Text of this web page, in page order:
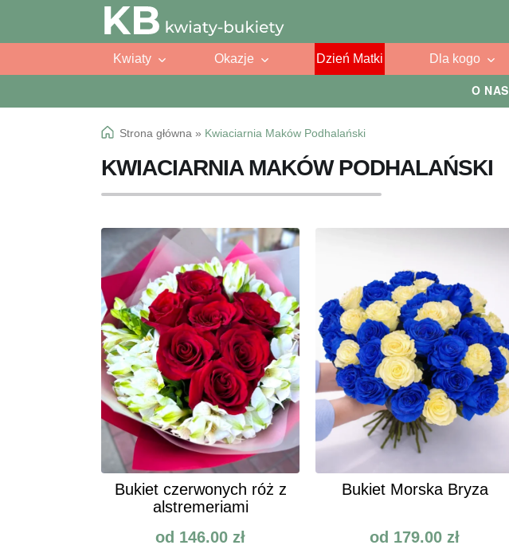
O NAS
Przejdź
do
Przejdź
do
Kwiaty Okazje Dzień Matki Dla kogo
Strona główna » Kwiaciarnia Maków Podhalański
KWIACIARNIA MAKÓW PODHALAŃSKI
Bukiet czerwonych róż z
alstremeriami
od 146.00 zł
Bukiet Morska Bryza
od 179.00 zł